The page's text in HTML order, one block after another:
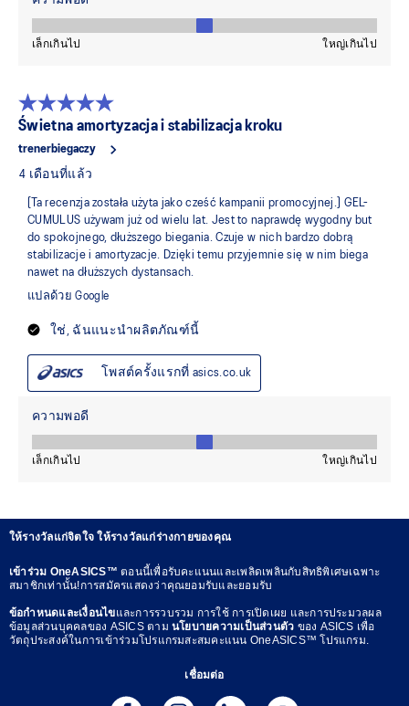
ให้รางวัลแก่จิตใจ ให้รางวัลแก่ร่างกายของคุณ
เข้าร่วม OneASICS™ตอนนี้เพื่อรับคะแนนและเพลิดเพลินกับสิทธิพิเศษเฉพาะ
สมาชิกเท่านั้น!การสมัครแสดงว่าคุณยอมรับและยอมรับ
ข้อกำหนดและเงื่อนไขและการรวบรวม การใช้ การเปิดเผย และการประมวลผล
ข้อมูลส่วนบุคคลของ ASICS ตาม นโยบายความเป็นส่วนตัว ของ ASICS เพื่อ
วัตถุประสงค์ในการเข้าร่วมโปรแกรมสะสมคะแนน OneASICS™ โปรแกรม.
เชื่อมต่อ